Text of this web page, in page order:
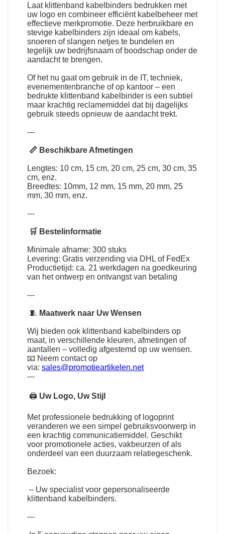
Laat klittenband kabelbinders bedrukken met
uw logo en combineer efficiënt kabelbeheer met
effectieve merkpromotie. Deze herbruikbare en
stevige kabelbinders zijn ideaal om kabels,
snoeren of slangen netjes te bundelen en
tegelijk uw bedrijfsnaam of boodschap onder de
aandacht te brengen.
Of het nu gaat om gebruik in de IT, techniek,
evenementenbranche of op kantoor – een
bedrukte klittenband kabelbinder is een subtiel
maar krachtig reclamemiddel dat bij dagelijks
gebruik steeds opnieuw de aandacht trekt.
---
📏 Beschikbare Afmetingen
Lengtes: 10 cm, 15 cm, 20 cm, 25 cm, 30 cm, 35
cm, enz.
Breedtes: 10mm, 12 mm, 15 mm, 20 mm, 25
mm, 30 mm, enz.
---
🛒 Bestelinformatie
Minimale afname: 300 stuks
Levering: Gratis verzending via DHL of FedEx
Productietijd: ca. 21 werkdagen na goedkeuring
van het ontwerp en ontvangst van betaling
---
🧵 Maatwerk naar Uw Wensen
Wij bieden ook klittenband kabelbinders op
maat, in verschillende kleuren, afmetingen of
aantallen – volledig afgestemd op uw wensen.
📧 Neem contact op
via:sales@promotieartikelen.net
---
🖨 Uw Logo, Uw Stijl
Met professionele bedrukking of logoprint
veranderen we een simpel gebruiksvoorwerp in
een krachtig communicatiemiddel. Geschikt
voor promotionele acties, vakbeurzen of als
onderdeel van een duurzaam relatiegeschenk.
Bezoek:
– Uw specialist voor gepersonaliseerde
klittenband kabelbinders.
---